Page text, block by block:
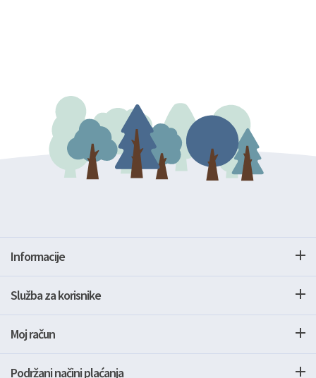
Informacije
Služba za korisnike
Moj račun
Podržani načini plaćanja